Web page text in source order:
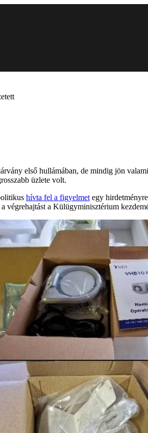
első hullámában, de mindig jön
üzlete volt.
hívta fel a figyelmet egy
végrehajtást a Külügyminisztérium